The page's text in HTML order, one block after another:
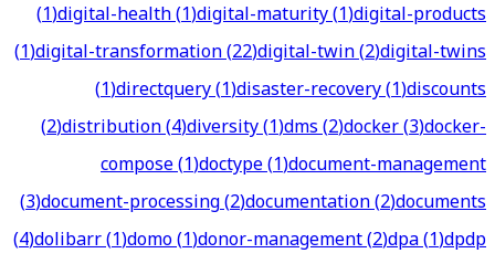
(1)digital-health(1)digital-maturity(1)digital-products
(1)digital-transformation(22)digital-twin(2)digital-twins
(1)directquery(1)disaster-recovery(1)discounts
(2)distribution(4)diversity(1)dms(2)docker(3)docker-
compose(1)doctype(1)document-management
(3)document-processing(2)documentation(2)documents
(4)dolibarr(1)domo(1)donor-management(2)dpa(1)dpdp